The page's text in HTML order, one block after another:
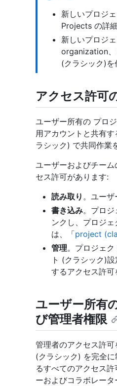
新しいプロジ
Projects の詳
新しいプロジ
organization、
(クラシック)を
アクセス許可
ユーザー所有の プロ
用アカウントと共有
ラシック) で共同作業
ユーザーおよびチー
セス許可があります:
読み取り 。ユーザ
書き込み。プロ
ンクし、プロジ
は、「project
管理。プロジェ
ト (クラシック)
するアクセス許可
ユーザー所有
び管理者権限
管理者のアクセス許
(クラシック) を完全
るすべてのアクセス
ーおよびコラボレータ